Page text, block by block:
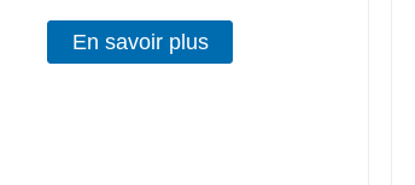
En savoir plus